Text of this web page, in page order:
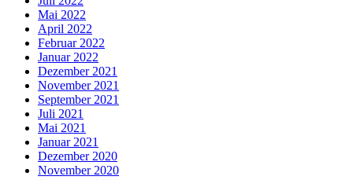
Mai 2022
April 2022
Februar 2022
Januar 2022
Dezember 2021
November 2021
September 2021
Juli 2021
Mai 2021
Januar 2021
Dezember 2020
November 2020